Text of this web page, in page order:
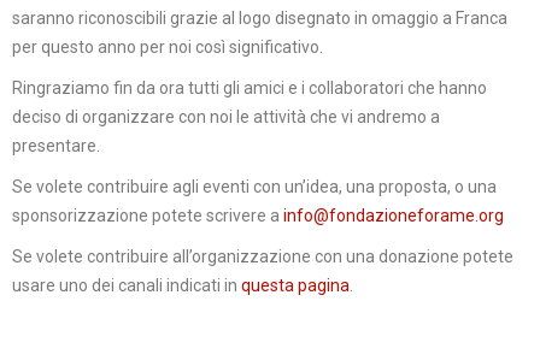
saranno riconoscibili grazie al logo disegnato in omaggio a Franca
per questo anno per noi così significativo.
Ringraziamo fin da ora tutti gli amici e i collaboratori che hanno
deciso di organizzare con noi le attività che vi andremo a
presentare.
Se volete contribuire agli eventi con un’idea, una proposta, o una
sponsorizzazione potete scrivere a info@fondazioneforame.org
Se volete contribuire all’organizzazione con una donazione potete
usare uno dei canali indicati in questa pagina